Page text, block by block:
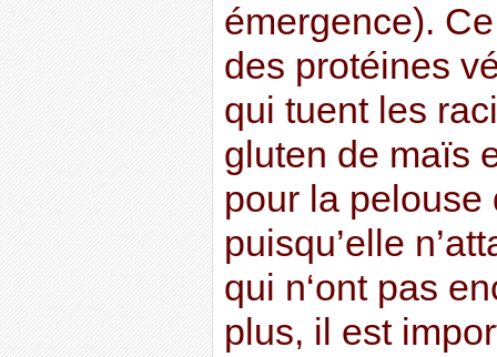
émergence).
des protéines
qui tuent les
gluten de maïs
pour la
puisqu’elle
qui n‘ont pas
plus, il est